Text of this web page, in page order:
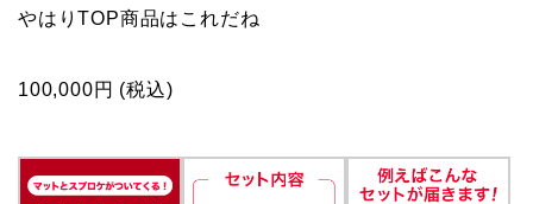
やはりTOP商品はこれだね
100,000円 (税込)